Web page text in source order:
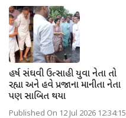
હર્ષ સંઘવી ઉત્સાહી યુવા નેતા તો
રહ્યા અને હવે પ્રજાના માનીતા નેતા
પણ સાબિત થયા
Published On 12 Jul 2026 12:34:15